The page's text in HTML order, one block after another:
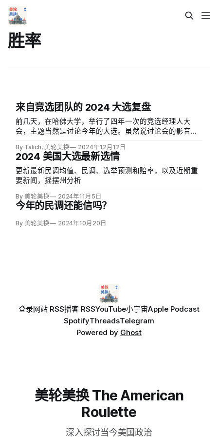
胜率
来自竞选团队的 2024 大选复盘
前几天，在哈佛大学，举行了四年一次的竞选经理人大
会，主题当然是讨论今年的大选。虽然说讨论会的影音在
做了不少报导，比如 NYT、Time、Rolling Stones 等。
By Talich, 美轮美换 2024年12月12日
2024 美国大选最新选情
更新最新民调均值、民调、选举预测和赔率，以及近期重
要新闻，摇摆州分析
By 美轮美换 2024年11月5日
今年的民调还能信吗？
By 美轮美换 2024年10月20日
登录网站 RSS播客 RSSYouTube小宇宙Apple Podcast
SpotifyThreadsTelegram
Powered by Ghost
美轮美换 The American
Roulette
深入探讨当今美国政治